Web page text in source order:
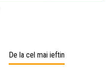
De la cel mai ieftin